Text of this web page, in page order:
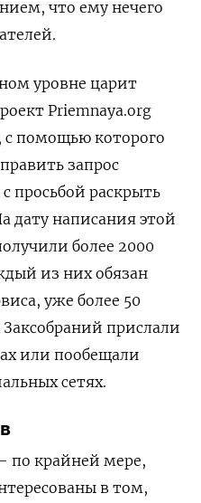
что ему нечего
уровне царит
Priemnaya.org
, с помощью которого
запрос
просьбой раскрыть
дату написания этой
более 2000
из них обязан
уже более 50
прислали
или пообещали
сетях.
по крайней мере,
в том,